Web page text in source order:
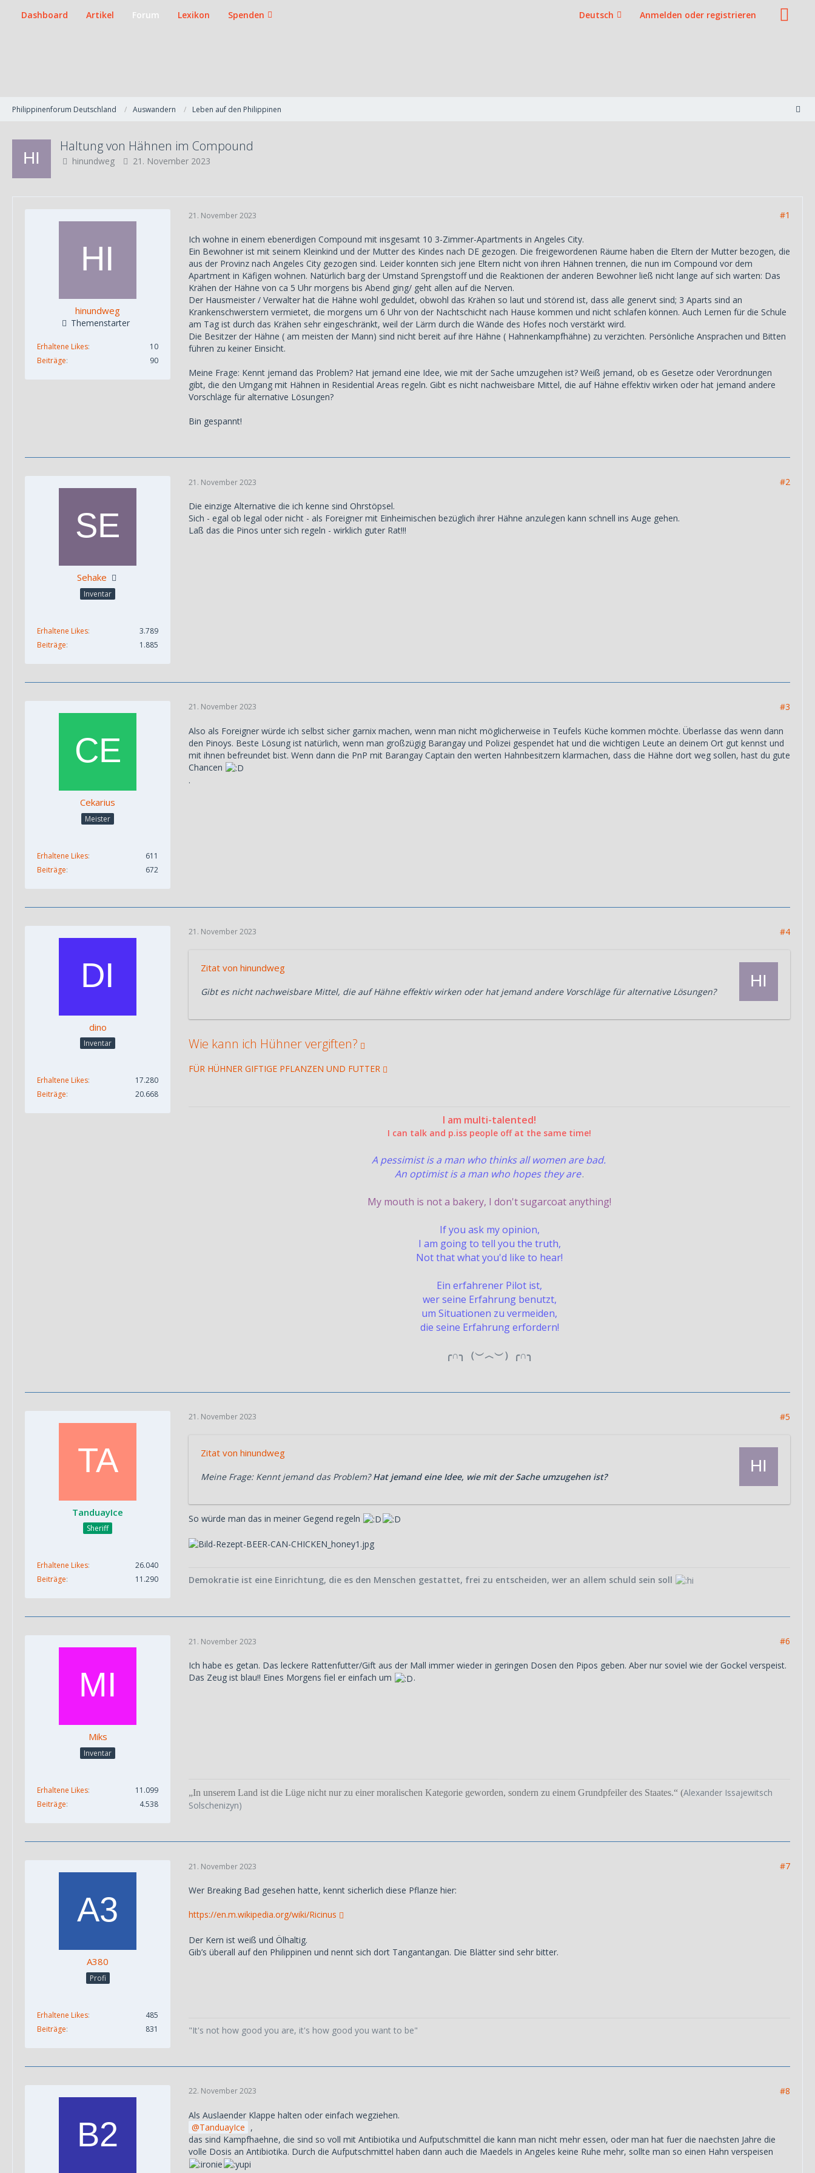
Dashboard Artikel Forum Lexikon Spenden Deutsch Anmelden oder registrieren
Philippinenforum Deutschland Auswandern Leben auf den Philippinen
Haltung von Hähnen im Compound
hinundweg 21. November 2023
hinundweg
Themenstarter
Erhaltene Likes
10
Beiträge
90
21. November 2023 #1
Ich wohne in einem ebenerdigen Compound mit insgesamt 10 3-Zimmer-Apartments in Angeles City.
Ein Bewohner ist mit seinem Kleinkind und der Mutter des Kindes nach DE gezogen. Die freigewordenen Räume haben die Eltern der Mutter bezogen, die
aus der Provinz nach Angeles City gezogen sind. Leider konnten sich jene Eltern nicht von ihren Hähnen trennen, die nun im Compound vor dem
Apartment in Käfigen wohnen. Natürlich barg der Umstand Sprengstoff und die Reaktionen der anderen Bewohner ließ nicht lange auf sich warten: Das
Krähen der Hähne von ca 5 Uhr morgens bis Abend ging/ geht allen auf die Nerven.
Der Hausmeister / Verwalter hat die Hähne wohl geduldet, obwohl das Krähen so laut und störend ist, dass alle genervt sind; 3 Aparts sind an
Krankenschwerstern vermietet, die morgens um 6 Uhr von der Nachtschicht nach Hause kommen und nicht schlafen können. Auch Lernen für die Schule
am Tag ist durch das Krähen sehr eingeschränkt, weil der Lärm durch die Wände des Hofes noch verstärkt wird.
Die Besitzer der Hähne ( am meisten der Mann) sind nicht bereit auf ihre Hähne ( Hahnenkampfhähne) zu verzichten. Persönliche Ansprachen und Bitten
führen zu keiner Einsicht.
Meine Frage: Kennt jemand das Problem? Hat jemand eine Idee, wie mit der Sache umzugehen ist? Weiß jemand, ob es Gesetze oder Verordnungen
gibt, die den Umgang mit Hähnen in Residential Areas regeln. Gibt es nicht nachweisbare Mittel, die auf Hähne effektiv wirken oder hat jemand andere
Vorschläge für alternative Lösungen?
Bin gespannt!
Sehake
Inventar
Erhaltene Likes
3.789
Beiträge
1.885
21. November 2023 #2
Die einzige Alternative die ich kenne sind Ohrstöpsel.
Sich - egal ob legal oder nicht - als Foreigner mit Einheimischen bezüglich ihrer Hähne anzulegen kann schnell ins Auge gehen.
Laß das die Pinos unter sich regeln - wirklich guter Rat!!!
Cekarius
Meister
Erhaltene Likes
611
Beiträge
672
21. November 2023 #3
Also als Foreigner würde ich selbst sicher garnix machen, wenn man nicht möglicherweise in Teufels Küche kommen möchte. Überlasse das wenn dann
den Pinoys. Beste Lösung ist natürlich, wenn man großzügig Barangay und Polizei gespendet hat und die wichtigen Leute an deinem Ort gut kennst und
mit ihnen befreundet bist. Wenn dann die PnP mit Barangay Captain den werten Hahnbesitzern klarmachen, dass die Hähne dort weg sollen, hast du gute
Chancen
.
dino
Inventar
Erhaltene Likes
17.280
Beiträge
20.668
21. November 2023 #4
Zitat von hinundweg
Gibt es nicht nachweisbare Mittel, die auf Hähne effektiv wirken oder hat jemand andere Vorschläge für alternative Lösungen?
Wie kann ich Hühner vergiften?
FÜR HÜHNER GIFTIGE PFLANZEN UND FUTTER
I am multi-talented!
I can talk and p.iss people off at the same time!
A pessimist is a man who thinks all women are bad.
An optimist is a man who hopes they are.
My mouth is not a bakery, I don't sugarcoat anything!
If you ask my opinion,
I am going to tell you the truth,
Not that what you'd like to hear!
Ein erfahrener Pilot ist,
wer seine Erfahrung benutzt,
um Situationen zu vermeiden,
die seine Erfahrung erfordern!
╭∩╮（︶︿︶）╭∩╮
TanduayIce
Sheriff
Erhaltene Likes
26.040
Beiträge
11.290
21. November 2023 #5
Zitat von hinundweg
Meine Frage: Kennt jemand das Problem?Hat jemand eine Idee, wie mit der Sache umzugehen ist?
So würde man das in meiner Gegend regeln
Demokratie ist eine Einrichtung, die es den Menschen gestattet, frei zu entscheiden, wer an allem schuld sein soll
Miks
Inventar
Erhaltene Likes
11.099
Beiträge
4.538
21. November 2023 #6
Ich habe es getan. Das leckere Rattenfutter/Gift aus der Mall immer wieder in geringen Dosen den Pipos geben. Aber nur soviel wie der Gockel verspeist.
Das Zeug ist blau!! Eines Morgens fiel er einfach um
.
„In unserem Land ist die Lüge nicht nur zu einer moralischen Kategorie geworden, sondern zu einem Grundpfeiler des Staates.“ (Alexander Issajewitsch
Solschenizyn)
A380
Profi
Erhaltene Likes
485
Beiträge
831
21. November 2023 #7
Wer Breaking Bad gesehen hatte, kennt sicherlich diese Pflanze hier:
https://en.m.wikipedia.org/wiki/Ricinus
Der Kern ist weiß und Ölhaltig.
Gib’s überall auf den Philippinen und nennt sich dort Tangantangan. Die Blätter sind sehr bitter.
"It's not how good you are, it's how good you want to be"
22. November 2023 #8
Als Auslaender Klappe halten oder einfach wegziehen.
TanduayIce ,
das sind Kampfhaehne, die sind so voll mit Antibiotika und Aufputschmittel die kann man nicht mehr essen, oder man hat fuer die naechsten Jahre die
volle Dosis an Antibiotika. Durch die Aufputschmittel haben dann auch die Maedels in Angeles keine Ruhe mehr, sollte man so einen Hahn verspeisen